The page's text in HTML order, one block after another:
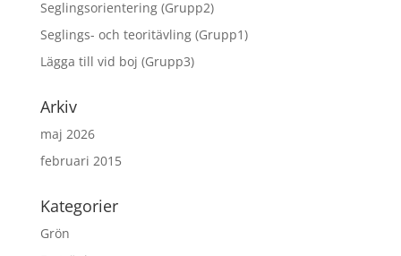
Seglingsorientering (Grupp2)
Seglings- och teoritävling (Grupp1)
Lägga till vid boj (Grupp3)
Arkiv
maj 2026
februari 2015
Kategorier
Grön